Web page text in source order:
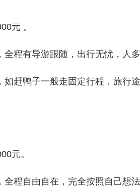
元 。
全程有导游跟随，出行无忧，人
如赶鸭子一般走固定行程，旅行
元。
全程自由自在，完全按照自己想